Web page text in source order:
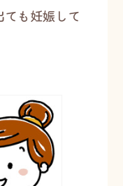
も妊娠して